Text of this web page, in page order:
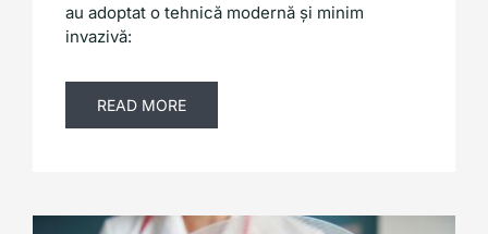
au adoptat o tehnică modernă și minim
invazivă:
READ MORE